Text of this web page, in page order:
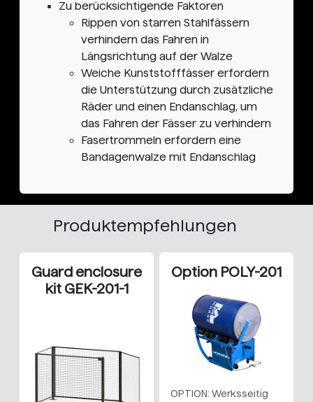
Zu berücksichtigende Faktoren
Rippen von starren Stahlfässern
verhindern das Fahren in
Längsrichtung auf der Walze
Weiche Kunststofffässer erfordern
die Unterstützung durch zusätzliche
Räder und einen Endanschlag, um
das Fahren der Fässer zu verhindern
Fasertrommeln erfordern eine
Bandagenwalze mit Endanschlag
Produktempfehlungen
Guard enclosure
kit GEK-201-1
Option POLY-201
OPTION: Werksseitig